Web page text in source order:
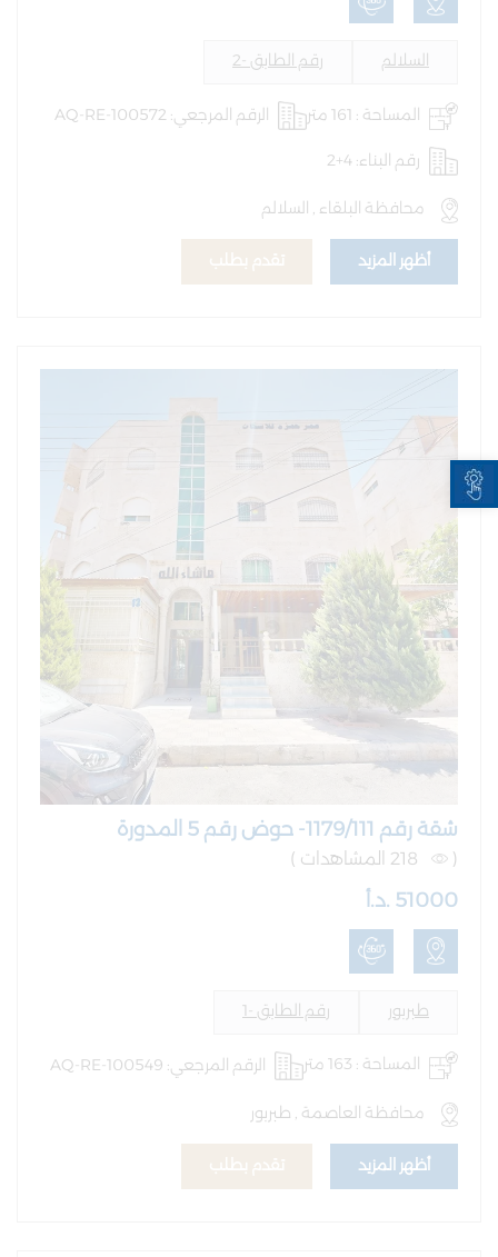
Open toolbar
السلالم رقم الطابق -2
المساحة : 161 متر
الرقم المرجعي: AQ-RE-100572
رقم البناء: 4+2
محافظة البلقاء , السلالم
أظهر المزيد
شقة رقم 1179/111- حوض رقم 5 المدورة
(
51000 .د.أ
طبربور رقم الطابق -1
المساحة : 163 متر
الرقم المرجعي: AQ-RE-100549
محافظة العاصمة , طبربور
أظهر المزيد